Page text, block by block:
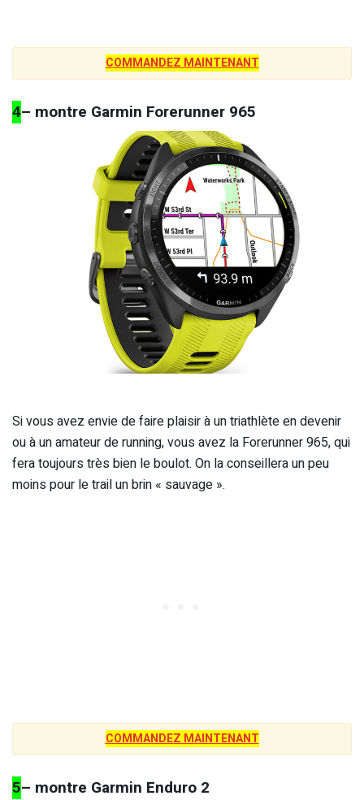
COMMANDEZ MAINTENANT
4– montre Garmin Forerunner 965
Si vous avez envie de faire plaisir à un triathlète en devenir
ou à un amateur de running, vous avez la Forerunner 965, qui
fera toujours très bien le boulot. On la conseillera un peu
moins pour le trail un brin « sauvage ».
COMMANDEZ MAINTENANT
5– montre Garmin Enduro 2